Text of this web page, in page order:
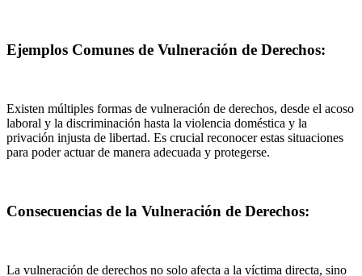
Ejemplos Comunes de Vulneración de Derechos:
Existen múltiples formas de vulneración de derechos, desde el acoso
laboral y la discriminación hasta la violencia doméstica y la
privación injusta de libertad. Es crucial reconocer estas situaciones
para poder actuar de manera adecuada y protegerse.
Consecuencias de la Vulneración de Derechos:
La vulneración de derechos no solo afecta a la víctima directa, sino